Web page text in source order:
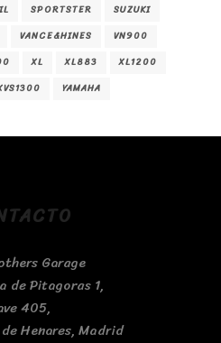
SPORTSTER
SUZUKI
VANCE&HINES
VN900
XL XL883
XL1200
YAMAHA
Garage
de Pitagoras 1,
405,
Henares, Madrid